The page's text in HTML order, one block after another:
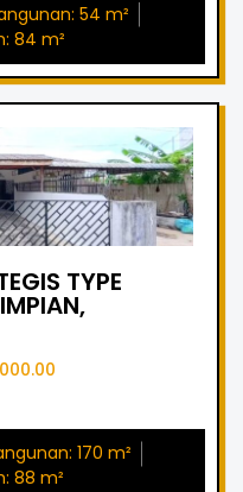
54 m²
84 m²
TYPE
170 m²
88 m²